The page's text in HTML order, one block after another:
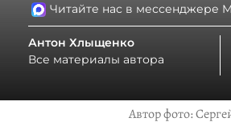
Читайте нас в мессенджере
Антон Хлыщенко
Все материалы автора
Автор фото: